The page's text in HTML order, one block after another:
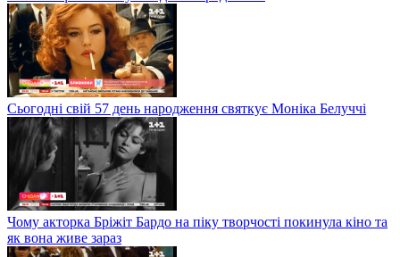
Сьогодні свій 57 день народження святкує Моніка Белуччі
Чому акторка Бріжіт Бардо на піку творчості покинула кіно та
як вона живе зараз